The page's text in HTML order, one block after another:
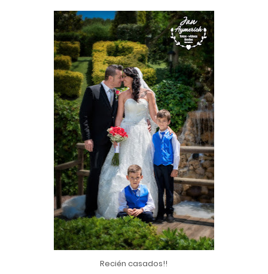
Recién casados!!